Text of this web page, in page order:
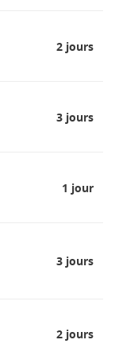
2 jours
3 jours
1 jour
3 jours
2 jours